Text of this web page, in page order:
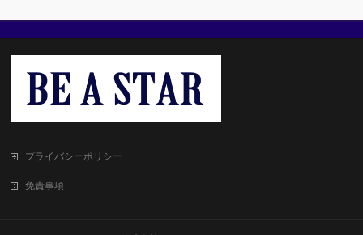
プライバシーポリシー
免責事項